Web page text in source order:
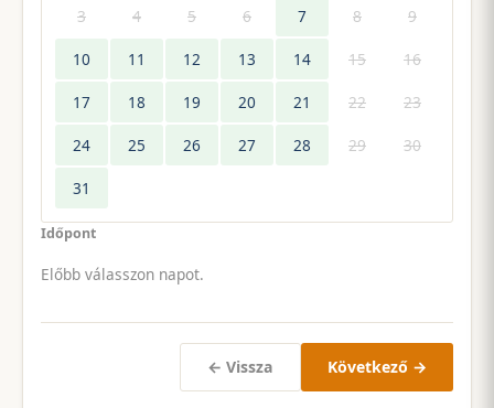
3 4 5 6 7 8 9
10 11 12 13 14 15 16
17 18 19 20 21 22 23
24 25 26 27 28 29 30
31
Időpont
Előbb válasszon napot.
← Vissza Következő →